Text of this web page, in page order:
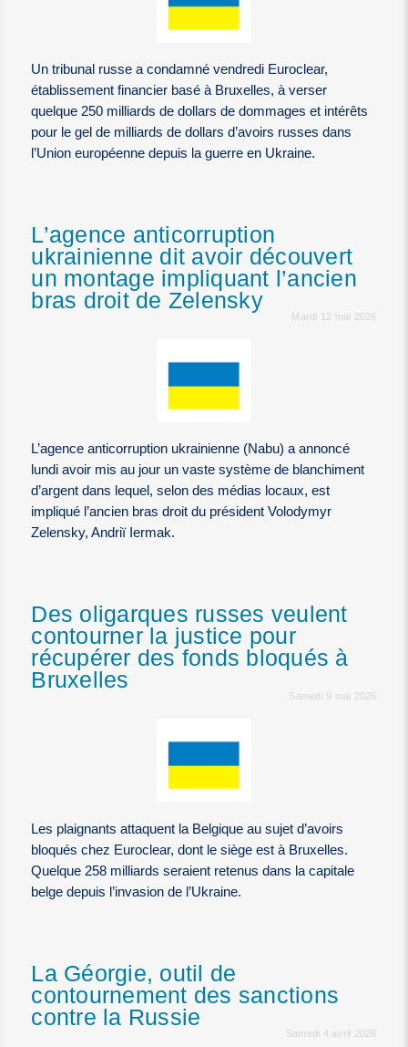
Un tribunal russe a condamné vendredi Euroclear,
établissement financier basé à Bruxelles, à verser
quelque 250 milliards de dollars de dommages et intérêts
pour le gel de milliards de dollars d’avoirs russes dans
l’Union européenne depuis la guerre en Ukraine.
L’agence anticorruption
ukrainienne dit avoir découvert
un montage impliquant l’ancien
bras droit de Zelensky
Mardi 12 mai 2026
L’agence anticorruption ukrainienne (Nabu) a annoncé
lundi avoir mis au jour un vaste système de blanchiment
d’argent dans lequel, selon des médias locaux, est
impliqué l’ancien bras droit du président Volodymyr
Zelensky, Andriï Iermak.
Des oligarques russes veulent
contourner la justice pour
récupérer des fonds bloqués à
Bruxelles
Samedi 9 mai 2026
Les plaignants attaquent la Belgique au sujet d’avoirs
bloqués chez Euroclear, dont le siège est à Bruxelles.
Quelque 258 milliards seraient retenus dans la capitale
belge depuis l’invasion de l’Ukraine.
La Géorgie, outil de
contournement des sanctions
contre la Russie
Samedi 4 avril 2026